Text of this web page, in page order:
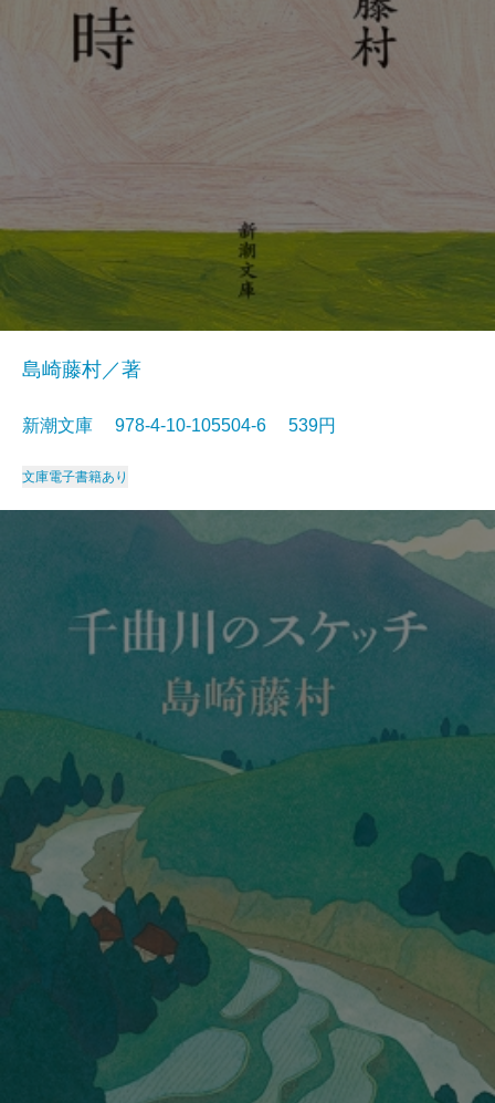
島崎藤村／著
新潮文庫 978-4-10-105504-6 539円
文庫電子書籍あり